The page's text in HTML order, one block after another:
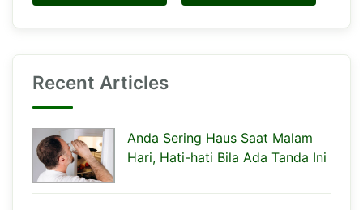
Recent Articles
Anda Sering Haus Saat Malam
Hari, Hati-hati Bila Ada Tanda Ini